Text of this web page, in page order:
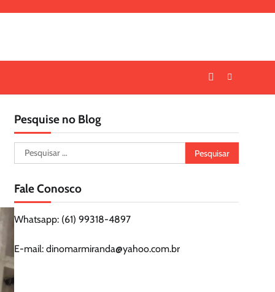
Pesquise no Blog
Pesquisar
por:
Fale Conosco
Whatsapp: (61) 99318-4897
E-mail: dinomarmiranda@yahoo.com.br